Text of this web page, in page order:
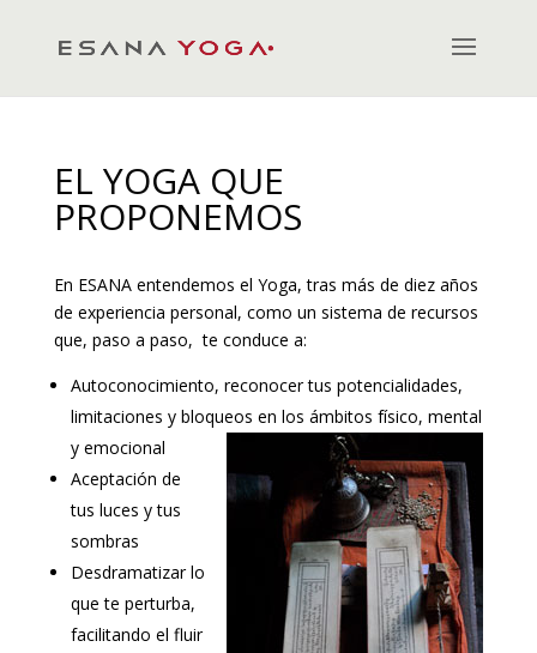
EL YOGA QUE
PROPONEMOS
En ESANA entendemos el Yoga, tras más de diez años
de experiencia personal, como un sistema de recursos
que, paso a paso, te conduce a:
Autoconocimiento, reconocer tus potencialidades,
limitaciones y bloqueos en los ámbitos físico, mental
y emocional
Aceptación de
tus luces y tus
sombras
Desdramatizar lo
que te perturba,
facilitando el fluir